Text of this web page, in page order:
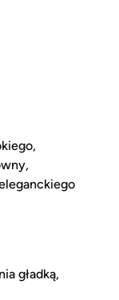
gładką,